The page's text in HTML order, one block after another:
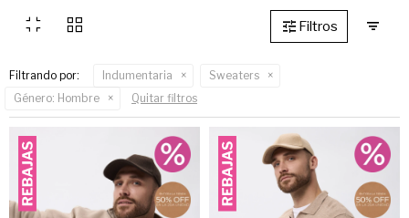
fullscreen_exit grid_view
Filtrando por: Indumentaria
Sweaters
Género: Hombre Quitar filtros